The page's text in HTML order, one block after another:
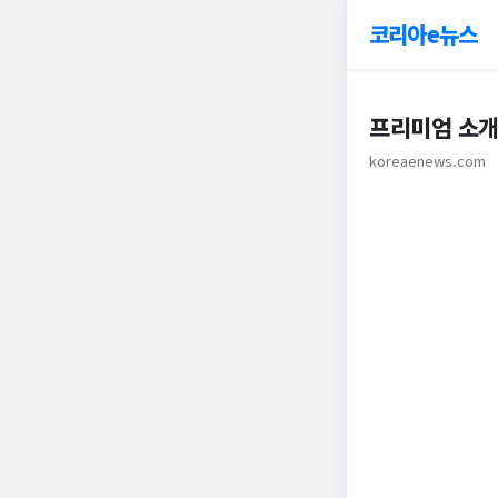
코리아e뉴스
프리미엄 소
koreaenews.com